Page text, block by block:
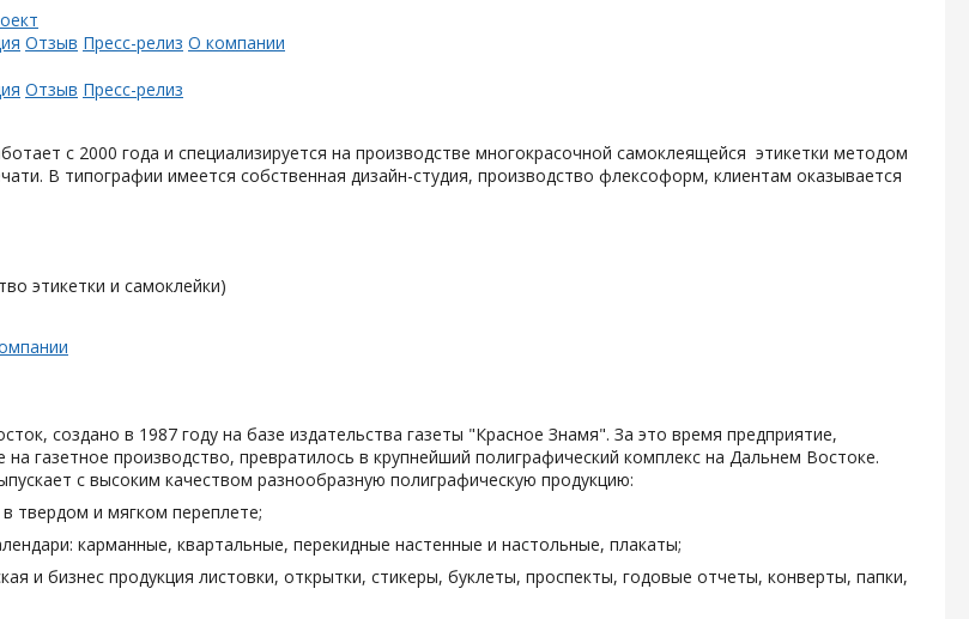
Отзыв Пресс-релиз О компании
Отзыв Пресс-релиз
с 2000 года и специализируется на производстве многокрасочной самоклеящейся этикетки методом
В типографии имеется собственная дизайн-студия, производство флексоформ, клиентам оказывается
этикетки и самоклейки)
создано в 1987 году на базе издательства газеты "Красное Знамя". За это время предприятие,
газетное производство, превратилось в крупнейший полиграфический комплекс на Дальнем Востоке.
с высоким качеством разнообразную полиграфическую продукцию:
твердом и мягком переплете;
карманные, квартальные, перекидные настенные и настольные, плакаты;
и бизнес продукция листовки, открытки, стикеры, буклеты, проспекты, годовые отчеты, конверты, папки,